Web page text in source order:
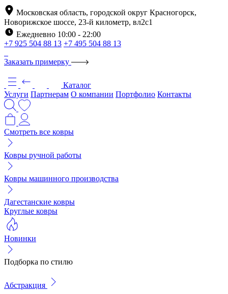
Московская область, городской округ Красногорск,
Новорижское шоссе, 23-й километр, вл2с1
Ежедневно 10:00 - 22:00
+7 925 504 88 13 +7 495 504 88 13
Заказать примерку
Каталог
Услуги Партнерам О компании Портфолио Контакты
Смотреть все ковры
Ковры ручной работы
Ковры машинного производства
Дагестанские ковры
Круглые ковры
Новинки
Подборка по стилю
Абстракция